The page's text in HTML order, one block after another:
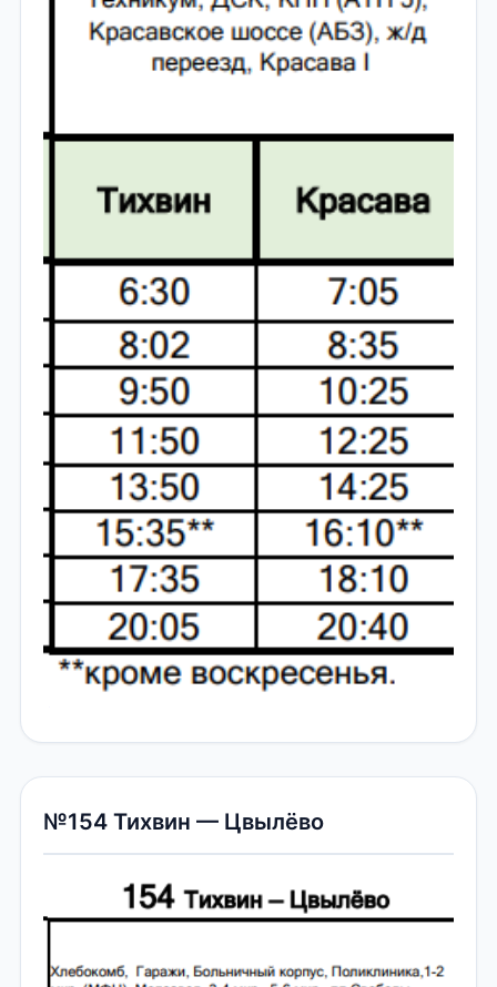
№154 Тихвин — Цвылёво